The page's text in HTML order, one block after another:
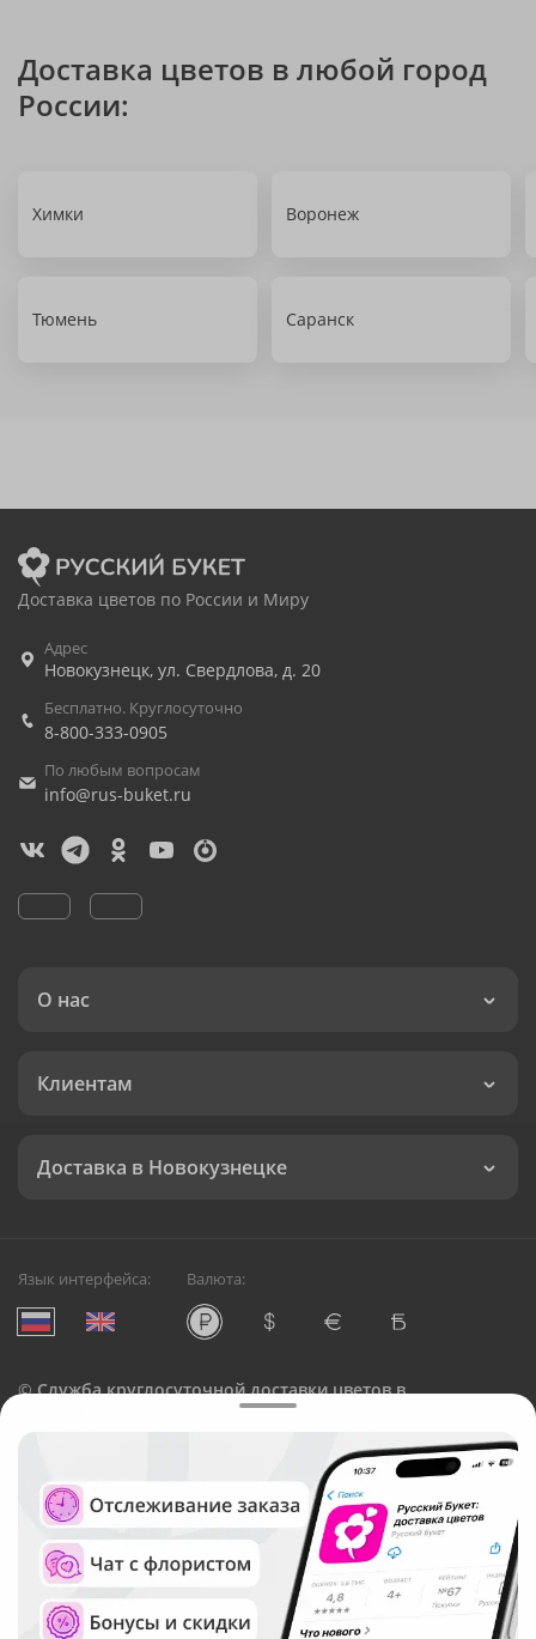
Доставка цветов в любой город
России:
Химки Воронеж
Тюмень Саранск
Доставка цветов по России и Миру
Адрес
Новокузнецк, ул. Свердлова, д. 20
Бесплатно. Круглосуточно
8-800-333-0905
По любым вопросам
info@rus-buket.ru
О нас
Клиентам
Доставка в Новокузнецке
Язык интерфейса: Валюта:
©Служба круглосуточной доставки цветов в
Русский Букет, 2026
Общество с ограниченной ответственностью «Технология»
ОГРН: 1195476081745, ИНН: 5410081997
Юридический адрес: г. Новосибирск, ул. Ипподромская,
д.42, оф. 3
Рейтинг Русского букета в г. Новокузнецк